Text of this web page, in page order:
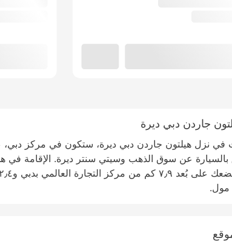
جاردن دبي ديرة
في نزل هيلتون جاردن دبي ديرة، ستكون في مركز دبي،
بالسيارة عن سوق الذهب وسيتي سنتر ديرة. الإقامة في
مول.